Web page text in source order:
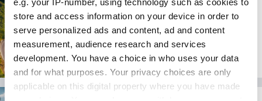
store and access information on your device in order to
serve personalized ads and content, ad and content
measurement, audience research and services
development. You have a choice in who uses your data
and for what purposes. Your privacy choices are only
applicable on this digital property where you have made
25. April
26.März 2025